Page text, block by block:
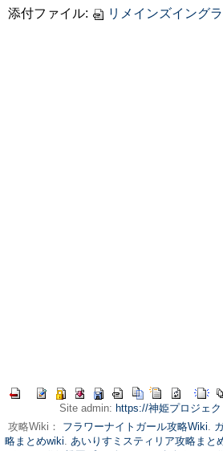
添付ファイル: リメインズイング
Site admin: https://神姫プロジェ
攻略Wiki： フラワーナイトガール攻略Wiki.
略まとめwiki. あいりすミスティリア攻略まと